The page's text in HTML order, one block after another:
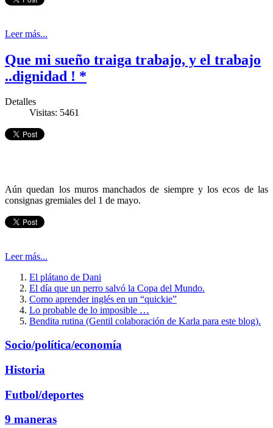
Leer más...
Que mi sueño traiga trabajo, y el trabajo
..dignidad ! *
Detalles
Visitas: 5461
Aún quedan los muros manchados de siempre y los ecos de las
consignas gremiales del 1 de mayo.
Leer más...
El plátano de Dani
El día que un perro salvó la Copa del Mundo.
Como aprender inglés en un “quickie”
Lo probable de lo imposible …
Bendita rutina (Gentil colaboración de Karla para este blog).
Socio/política/economía
Historia
Futbol/deportes
9 maneras